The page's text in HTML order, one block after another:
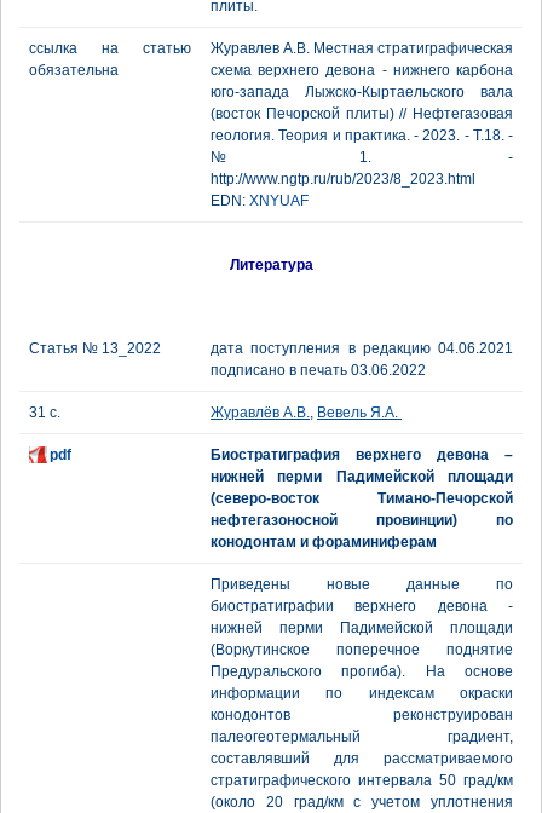
плиты.
ссылка на статью
обязательна
Журавлев А.В. Местная стратиграфическая
схема верхнего девона - нижнего карбона
юго-запада Лыжско-Кыртаельского вала
(восток Печорской плиты) // Нефтегазовая
геология. Теория и практика. - 2023. - Т.18. -
№1. -
http://www.ngtp.ru/rub/2023/8_2023.html
EDN: XNYUAF
Литература
Статья № 13_2022
дата поступления в редакцию 04.06.2021
подписано в печать 03.06.2022
31 с. Журавлёв А.В., Вевель Я.А.
pdf
Биостратиграфия верхнего девона –
нижней перми Падимейской площади
(северо-восток Тимано-Печорской
нефтегазоносной провинции) по
конодонтам и фораминиферам
Приведены новые данные по
биостратиграфии верхнего девона -
нижней перми Падимейской площади
(Воркутинское поперечное поднятие
Предуральского прогиба). На основе
информации по индексам окраски
конодонтов реконструирован
палеогеотермальный градиент,
составлявший для рассматриваемого
стратиграфического интервала 50 град/км
(около 20 град/км с учетом уплотнения